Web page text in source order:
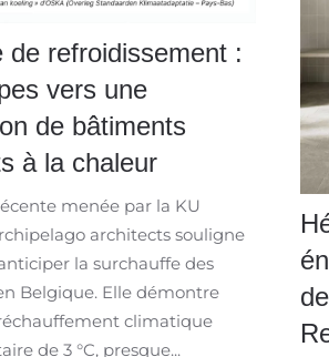
de refroidissement :
vers une
de bâtiments
à la chaleur
menée par la KU
architects souligne
la surchauffe des
Belgique. Elle démontre
climatique
de 3 °C, presque...